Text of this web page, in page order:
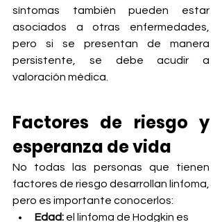
síntomas también pueden estar
asociados a otras enfermedades,
pero si se presentan de manera
persistente, se debe acudir a
valoración médica.
Factores de riesgo y
esperanza de vida
No todas las personas que tienen
factores de riesgo desarrollan linfoma,
pero es importante conocerlos:
Edad: el linfoma de Hodgkin es